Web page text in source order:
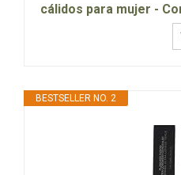
cálidos para mujer -
BESTSELLER NO. 2